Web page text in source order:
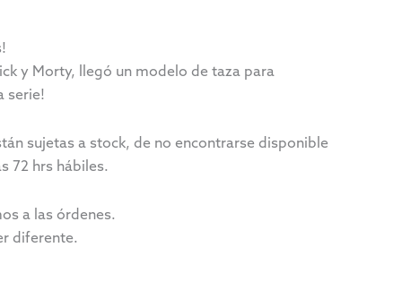
y Morty, llegó un modelo de taza para
serie!
sujetas a stock, de no encontrarse disponible
72 hrs hábiles.
a las órdenes.
diferente.